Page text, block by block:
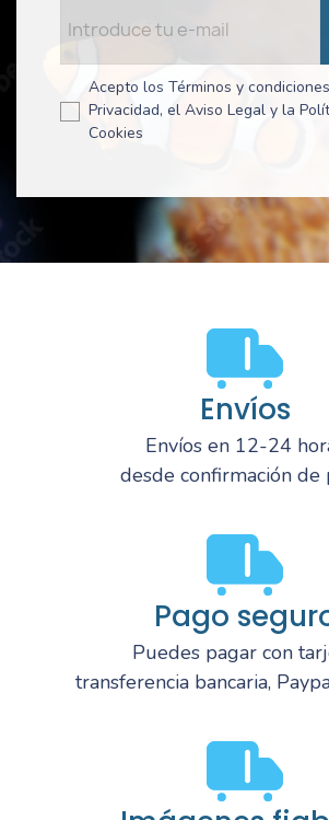
Acepto los Términos y
Privacidad, el Aviso Legal y la
Cookies
Envíos
Envíos en 12-24
desde confirmación de
Pago
Puedes pagar con
transferencia bancaria,